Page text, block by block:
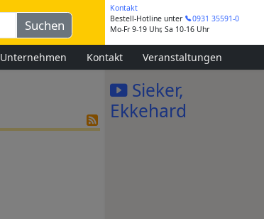
Kontakt
Bestell-Hotline unter
0931 35591-0
Mo-Fr 9-19 Uhr, Sa 10-16 Uhr
Unternehmen Kontakt Veranstaltungen
Sieker,
Ekkehard